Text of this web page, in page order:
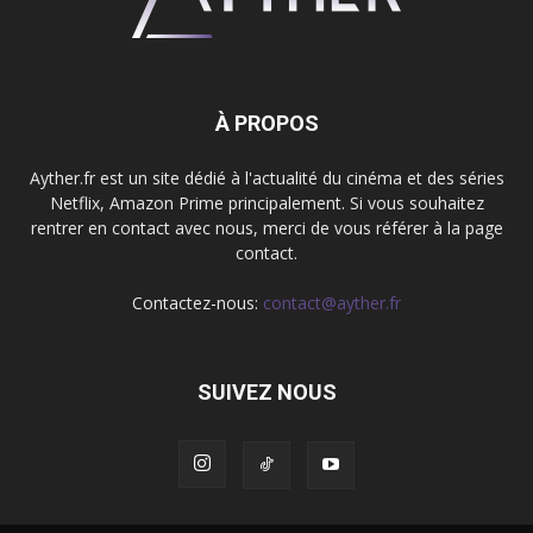
À PROPOS
Ayther.fr est un site dédié à l'actualité du cinéma et des séries
Netflix, Amazon Prime principalement. Si vous souhaitez
rentrer en contact avec nous, merci de vous référer à la page
contact.
Contactez-nous: contact@ayther.fr
SUIVEZ NOUS